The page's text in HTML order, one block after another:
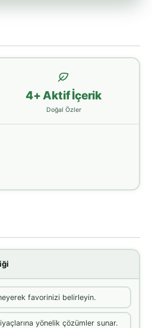
4+ Aktif İçerik
Doğal Özler
favorinizi belirleyin.
yönelik çözümler sunar.